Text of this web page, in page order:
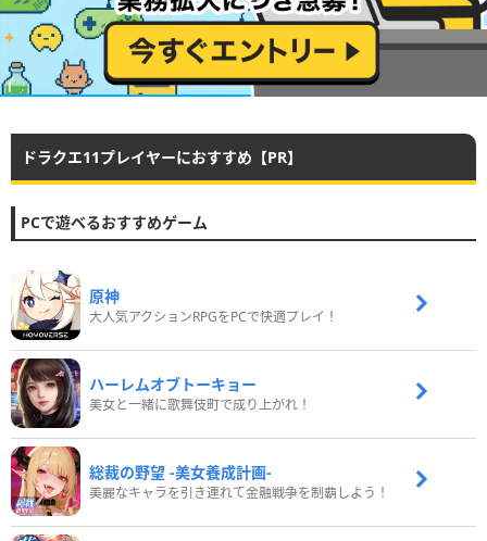
ドラクエ11プレイヤーにおすすめ【PR】
PCで遊べるおすすめゲーム
原神
大人気アクションRPGをPCで快適プレイ！
ハーレムオブトーキョー
美女と一緒に歌舞伎町で成り上がれ！
総裁の野望 -美女養成計画-
美麗なキャラを引き連れて金融戦争を制覇しよう！